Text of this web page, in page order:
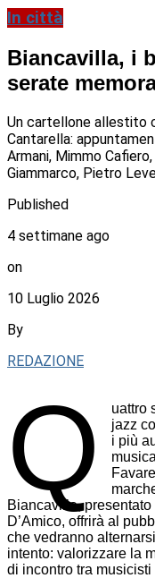
In città
Biancavilla, i
serate
Un cartellone allestito
Cantarella:
Armani, Mimmo
Giammarco, Pietro
Published
4 settimane ago
on
10 Luglio 2026
By
REDAZIONE
Q
uattro
jazz
i più
Biancavilla,
D’Amico, offrirà al
che vedranno
intento: valorizzare la
di incontro tra